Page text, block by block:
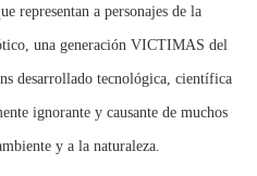
representan a personajes de la
una generación VICTIMAS del
desarrollado tecnológica, científica
ignorante y causante de muchos
y a la naturaleza.